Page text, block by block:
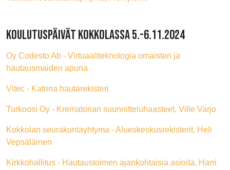
KOULUTUSPÄIVÄT KOKKOLASSA 5.-6.11.2024
Oy Codesto Ab - Virtuaaliteknologia omaisten ja
hautausmaiden apuna
Vitec - Katrina hautarekisteri
Turkoosi Oy - Krematorian suunnitteluhaasteet, Ville Varjo
Kokkolan seurakuntayhtyma - Alueskeskusrekisterit, Heli
Vepsäläinen
Kirkkohallitus - Hautaustoimen ajankohtaisia asioita, Harri